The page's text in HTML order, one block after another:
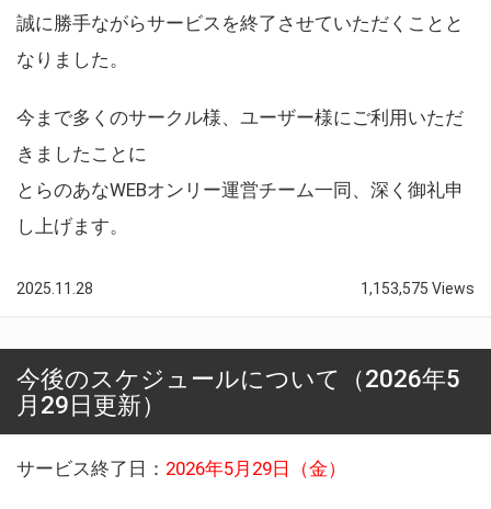
誠に勝手ながらサービスを終了させていただくことと
なりました。
今まで多くのサークル様、ユーザー様にご利用いただ
きましたことに
とらのあなWEBオンリー運営チーム一同、深く御礼申
し上げます。
2025.11.28 1,153,575 Views
今後のスケジュールについて（2026年5
月29日更新）
サービス終了日： 2026年5月29日（金）